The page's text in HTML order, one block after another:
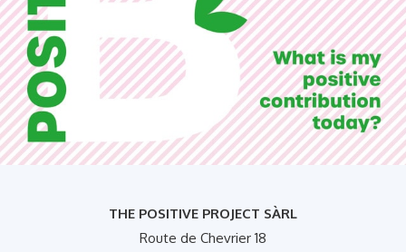
THE POSITIVE PROJECT SÀRL
Route de Chevrier 18